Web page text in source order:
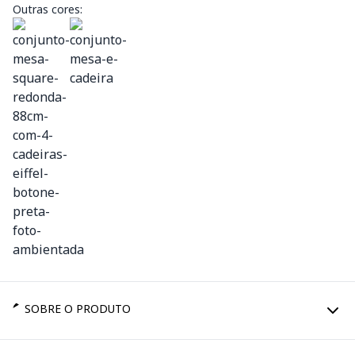
Outras cores:
SOBRE O PRODUTO